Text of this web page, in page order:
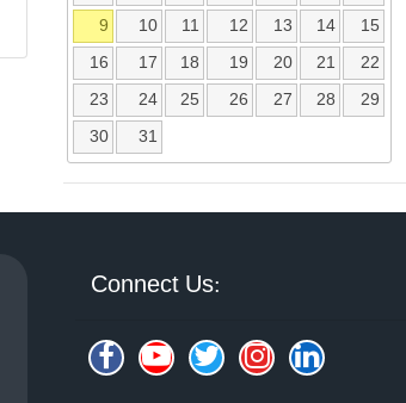
9
10 11 12 13 14
15
16
17 18 19 20 21
22
23
24 25 26 27 28
29
30
31
Connect Us: